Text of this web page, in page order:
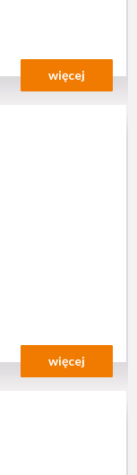
więcej
więcej